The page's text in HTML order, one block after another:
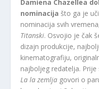
Damiena Chazellea
nominacijašto ga je
nominacija svih
Titanski. Osvojio je čak
dizajn produkcije,
kinematografiju,
najboljeg redatelja.
La la zemlja govori o